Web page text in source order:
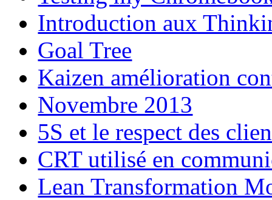
Introduction aux
Goal Tree
Kaizen amélioration
Novembre 2013
5S et le respect des
CRT utilisé en
Lean Transformation